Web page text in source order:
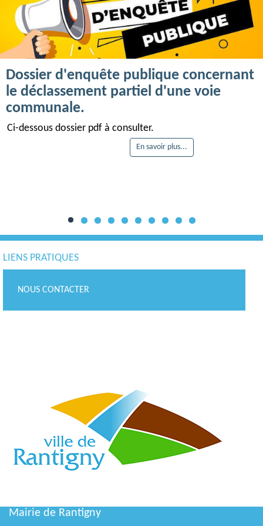
Dossier d'enquête publique concernant
le déclassement partiel d'une voie
communale.
Ci-dessous dossier pdf à consulter.
En savoir plus...
LIENS PRATIQUES
NOUS CONTACTER
Mairie de Rantigny